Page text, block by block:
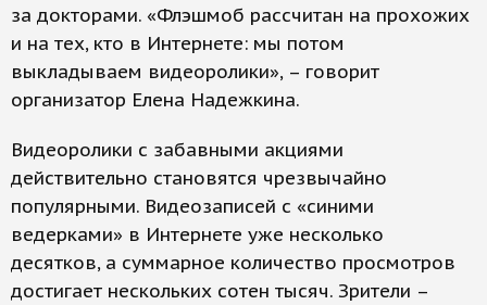
за докторами. «Флэшмоб рассчитан на прохожих
и на тех, кто в Интернете: мы потом
выкладываем видеоролики», – говорит
организатор Елена Надежкина.
Видеоролики с забавными акциями
действительно становятся чрезвычайно
популярными. Видеозаписей с «синими
ведерками» в Интернете уже несколько
десятков, а суммарное количество просмотров
достигает нескольких сотен тысяч. Зрители –